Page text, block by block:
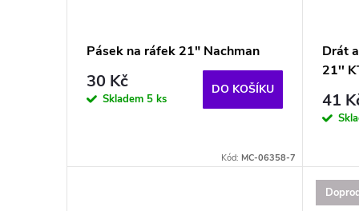
t
d
Pásek na ráfek 21" Nachman
30 Kč
Skladem 5 ks
DO KOŠÍKU
Kód: MC-06358-7
Drát
21''
41